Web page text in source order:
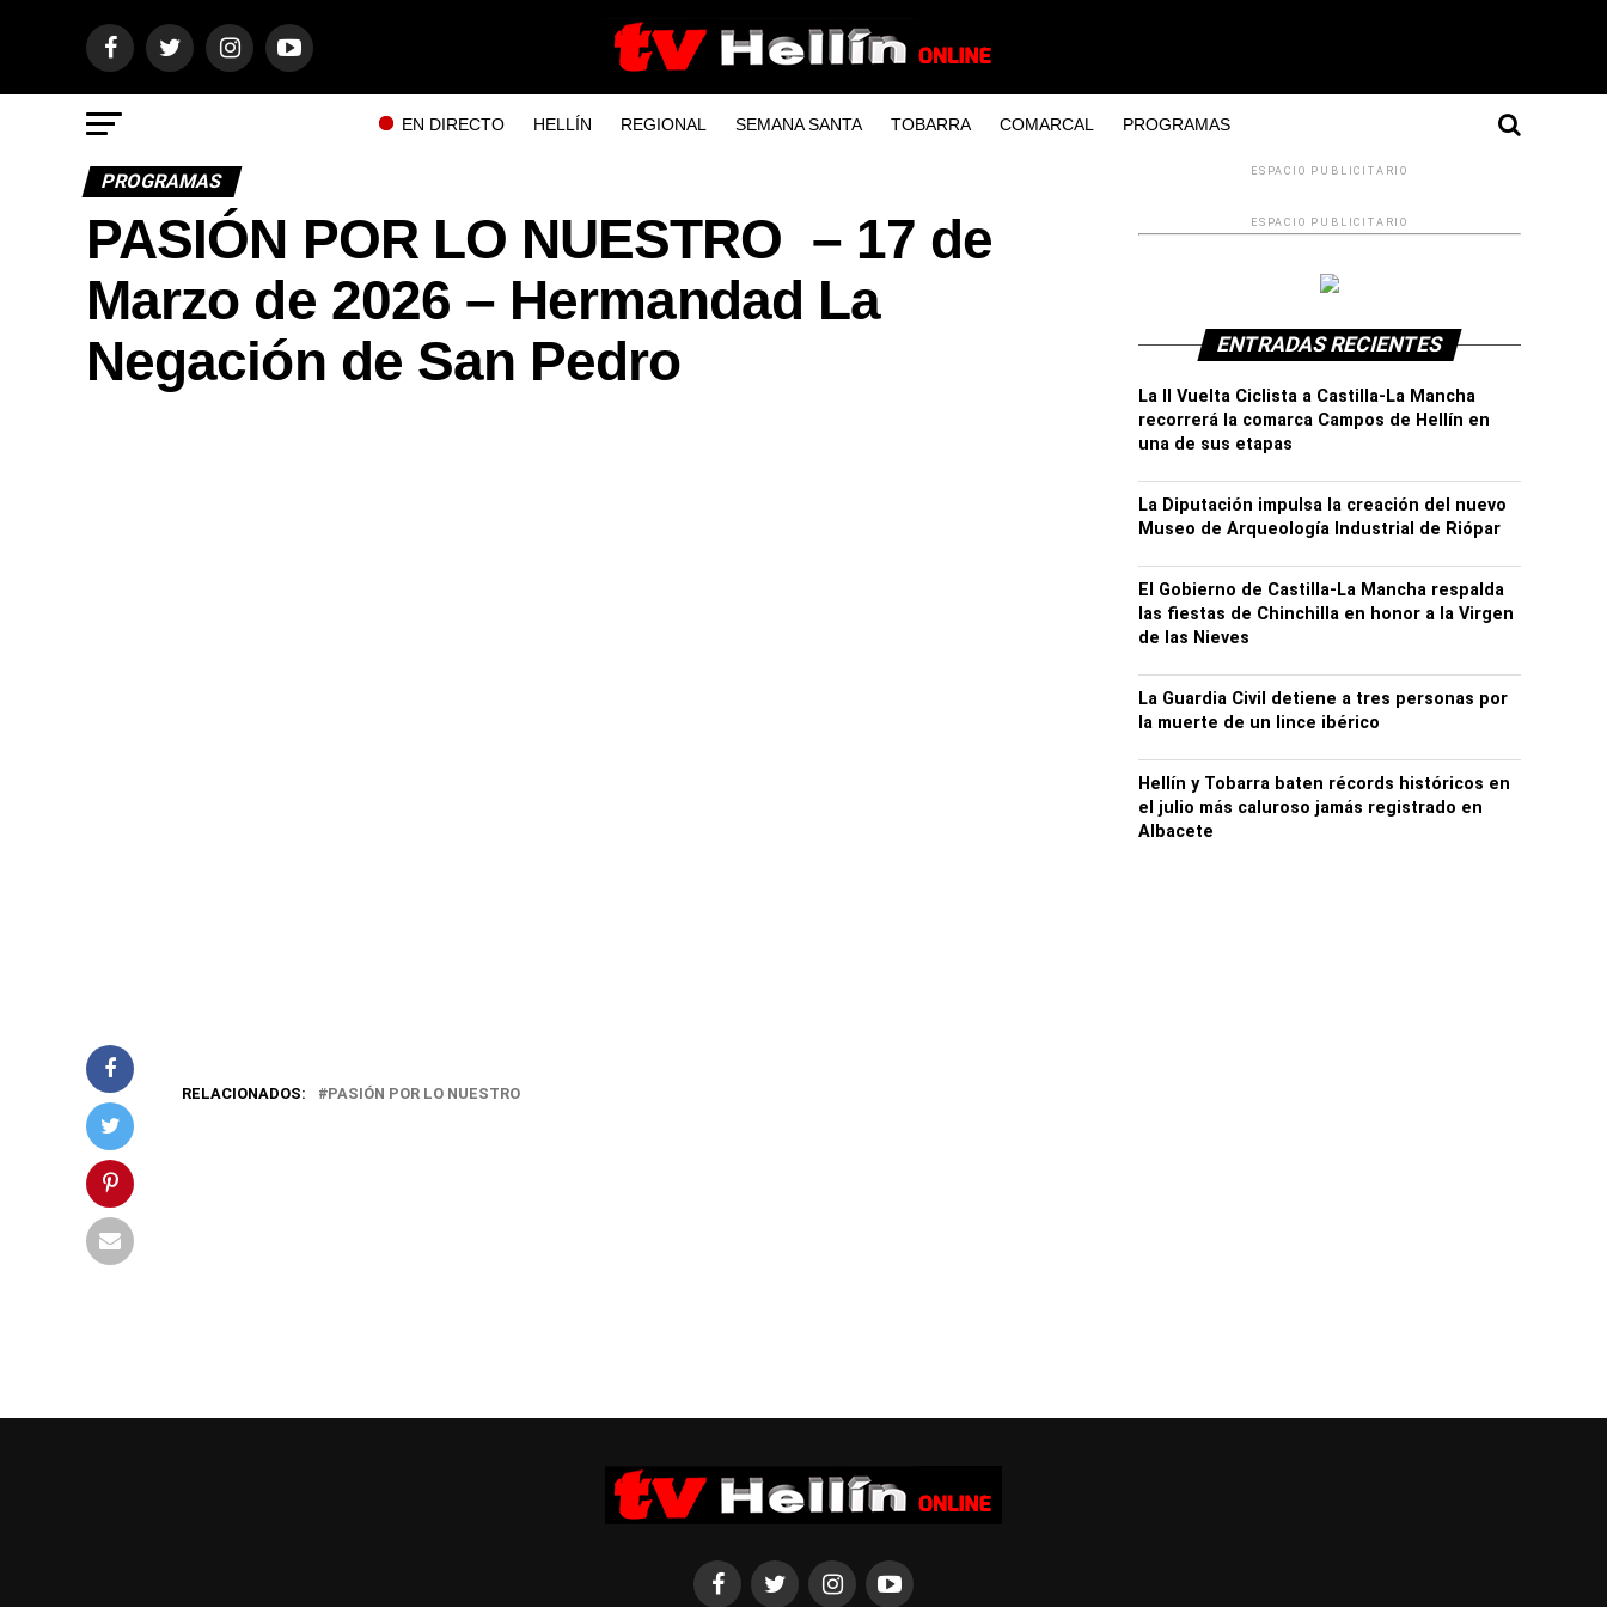
EN DIRECTO HELLÍN REGIONAL SEMANA SANTA TOBARRA COMARCAL PROGRAMAS
PROGRAMAS
PASIÓN POR LO NUESTRO – 17 de
Marzo de 2026 – Hermandad La
Negación de San Pedro
RELACIONADOS: PASIÓN POR LO NUESTRO
ESPACIO PUBLICITARIO
ESPACIO PUBLICITARIO
ENTRADAS RECIENTES
La II Vuelta Ciclista a Castilla-La Mancha
recorrerá la comarca Campos de Hellín en
una de sus etapas
La Diputación impulsa la creación del nuevo
Museo de Arqueología Industrial de Riópar
El Gobierno de Castilla-La Mancha respalda
las fiestas de Chinchilla en honor a la Virgen
de las Nieves
La Guardia Civil detiene a tres personas por
la muerte de un lince ibérico
Hellín y Tobarra baten récords históricos en
el julio más caluroso jamás registrado en
Albacete